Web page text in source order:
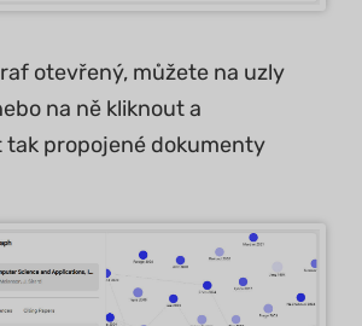
otevřený, můžete na uzly
na ně kliknout a
tak propojené dokumenty